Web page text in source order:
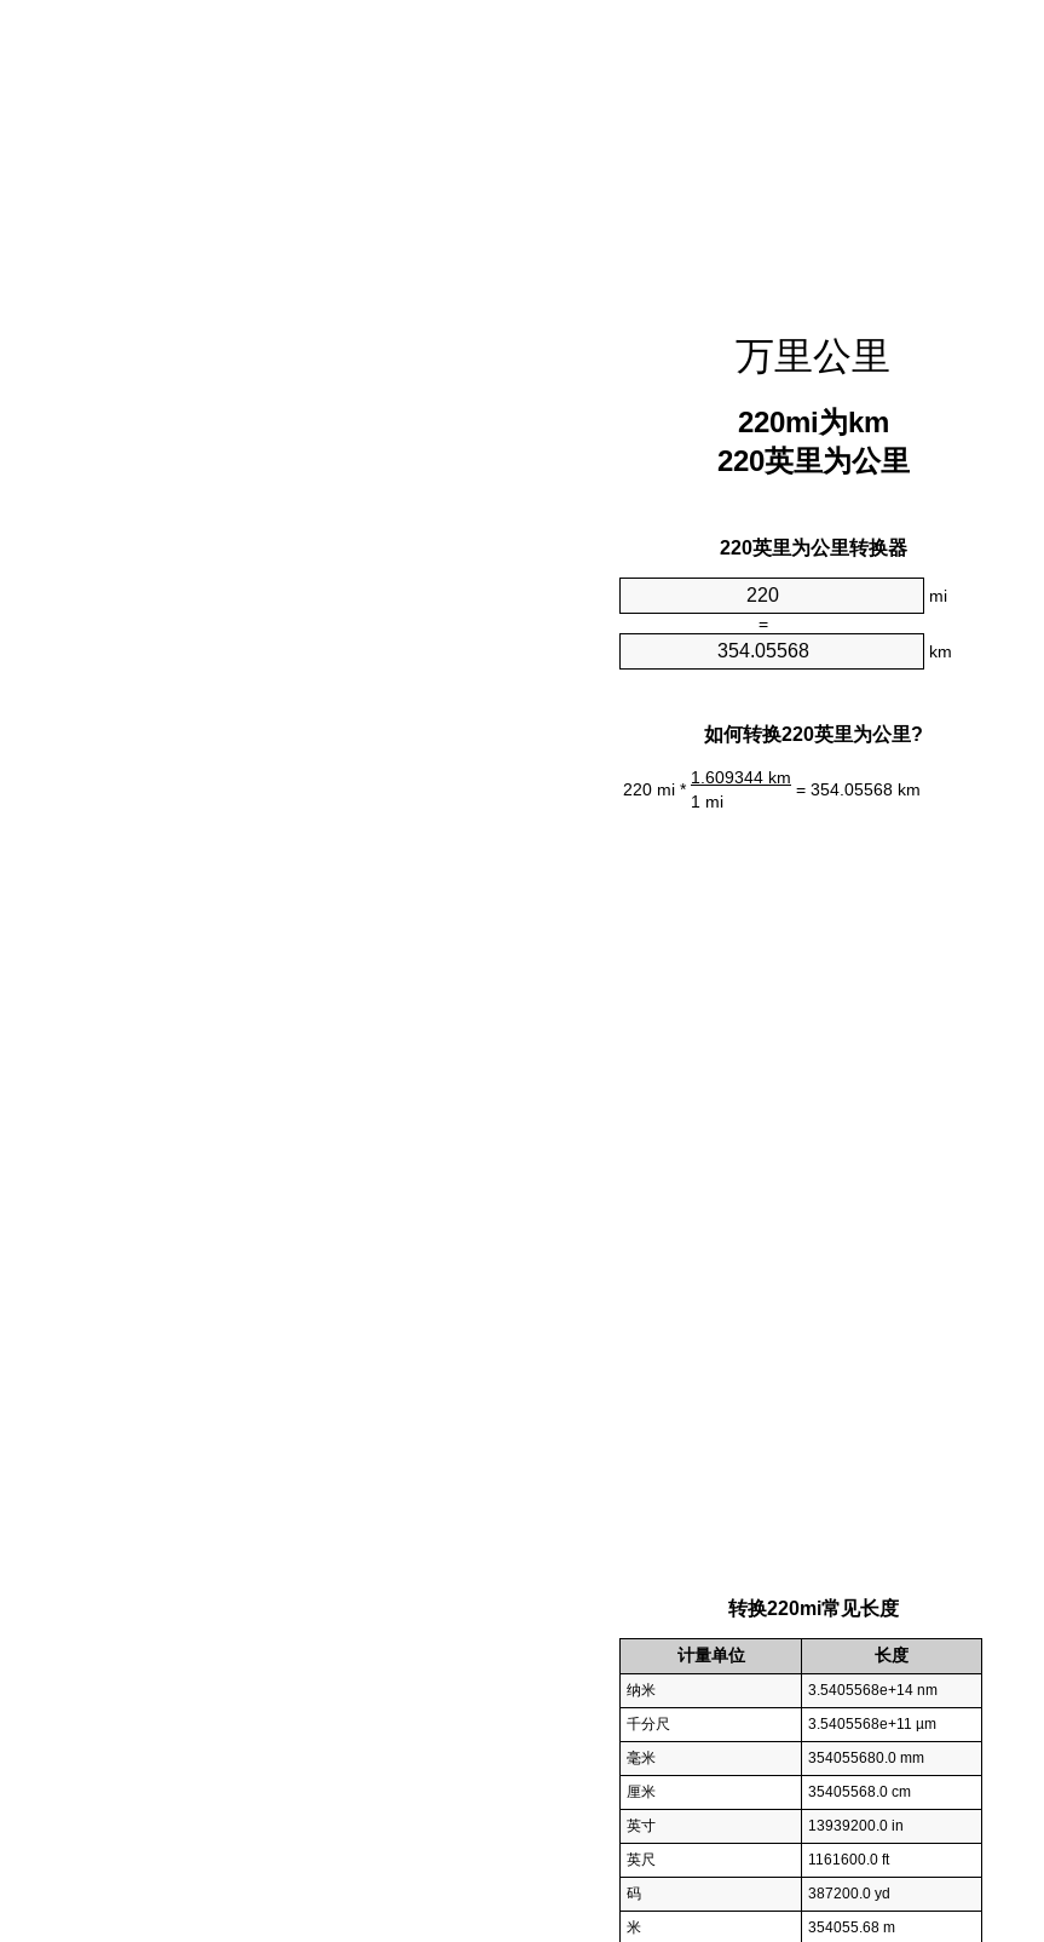
万里公里
220mi为km
220英里为公里
220英里为公里转换器
mi
=
km
如何转换220英里为公里?
220 mi *
1.609344 km
= 354.05568 km
1 mi
转换220mi常见长度
计量单位 长度
纳米
3.5405568e+14 nm
千分尺
3.5405568e+11 µm
毫米
354055680.0 mm
厘米
35405568.0 cm
英寸
13939200.0 in
英尺
1161600.0 ft
码
387200.0 yd
米
354055.68 m